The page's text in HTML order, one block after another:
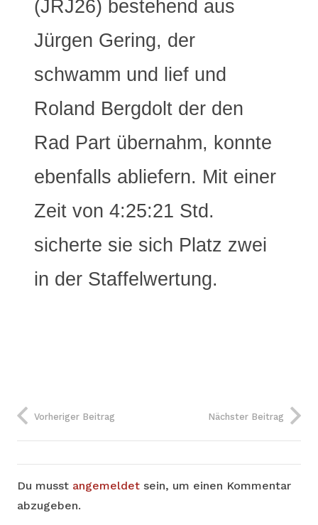
(JRJ26) bestehend aus
Jürgen Gering, der
schwamm und lief und
Roland Bergdolt der den
Rad Part übernahm, konnte
ebenfalls abliefern. Mit einer
Zeit von 4:25:21 Std.
sicherte sie sich Platz zwei
in der Staffelwertung.
Vorheriger Beitrag Nächster Beitrag
Du musst angemeldet sein, um einen Kommentar
abzugeben.